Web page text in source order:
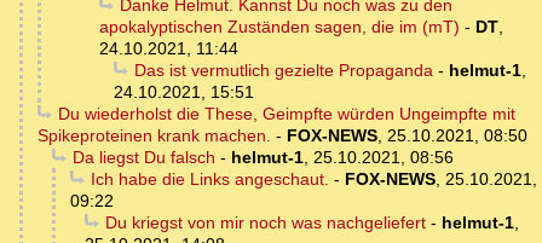
Danke Helmut. Kannst Du noch was zu den
apokalyptischen Zuständen sagen, die im (mT) - DT
24.10.2021, 11:44
Das ist vermutlich gezielte Propaganda - helmut-1,
24.10.2021, 15:51
Du wiederholst die These, Geimpfte würden Ungeimpfte mit
Spikeproteinen krank machen. - FOX-NEWS 25.10.2021, 08:50
Da liegst Du falsch - helmut-1, 25.10.2021, 08:56
Ich habe die Links angeschaut. - FOX-NEWS, 25.10.2021,
09:22
Du kriegst von mir noch was nachgeliefert- helmut-1,